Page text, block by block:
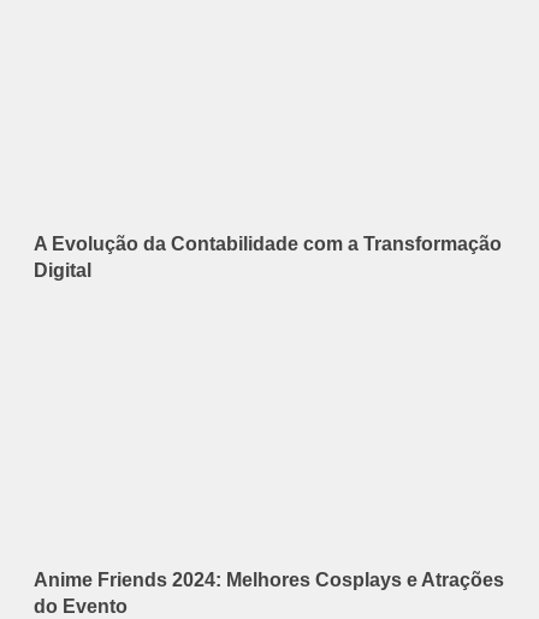
A Evolução da Contabilidade com a Transformação
Digital
Anime Friends 2024: Melhores Cosplays e Atrações
do Evento